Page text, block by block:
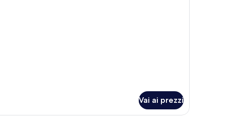
Vai ai prezzi